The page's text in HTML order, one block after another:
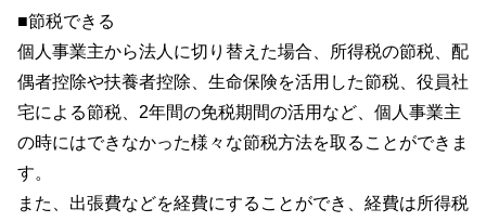
■節税できる
個人事業主から法人に切り替えた場合、所得税の節税、配
偶者控除や扶養者控除、生命保険を活用した節税、役員社
宅による節税、2年間の免税期間の活用など、個人事業主
の時にはできなかった様々な節税方法を取ることができま
す。
また、出張費などを経費にすることができ、経費は所得税